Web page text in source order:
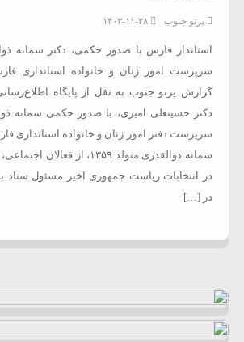
پرتو جنوب ۱۴۰۳-۱۱-۲۸
استاندار فارس با صدور حکمی، دکتر سمانه
سرپرست امور زنان و خانواده استانداری
گزارش پرتو جنوب به نقل از پایگاه
دکتر حسینعلی امیری، با صدور حکمی سمانه
سرپرست دفتر امور زنان و خانواده استانداری
سمانه ذوالقدری متولد ۱۳۵۹، از
در انتخابات ریاست جمهوری اخیر مسئول ستاد
در […]